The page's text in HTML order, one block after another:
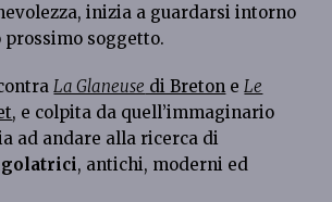
inizia a guardarsi intorno
prossimo soggetto.
La Glaneuse di Breton e Le
, e colpita da quell’immaginario
ad andare alla ricerca di
, antichi, moderni ed